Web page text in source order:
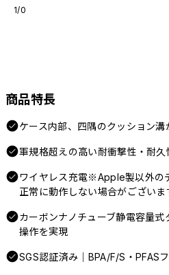
1/0
商品特長
ケース内部、四隅のクッション
軍規格超えの高い耐衝撃性・耐久
ワイヤレス充電※Apple製以外の
正常に動作しない場合がございま
カーボンナノチューブ静電容量
操作を実現
SGS認証済み｜BPA/F/S・PFAS